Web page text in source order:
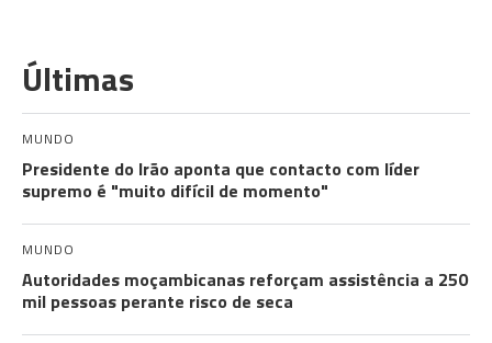
Últimas
MUNDO
Presidente do Irão aponta que contacto com líder
supremo é "muito difícil de momento"
MUNDO
Autoridades moçambicanas reforçam assistência a 250
mil pessoas perante risco de seca